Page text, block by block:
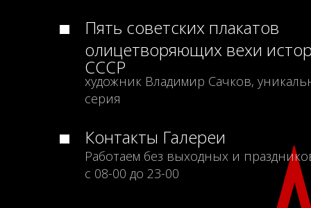
Пять советских плакатов
олицетворяющих вехи
СССР
художник Владимир Сачков,
серия
Контакты Галереи
Работаем без выходных и
с 08-00 до 23-00